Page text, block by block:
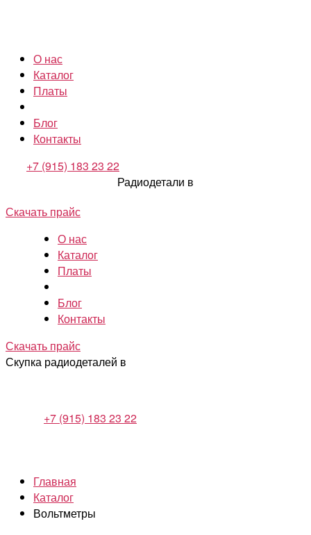
О нас
Каталог
Платы
Блог
Контакты
+7 (915) 183 23 22
Радиодетали в
Скачать прайс
О нас
Каталог
Платы
Блог
Контакты
Скачать прайс
Скупка радиодеталей в
+7 (915) 183 23 22
Главная
Каталог
Вольтметры